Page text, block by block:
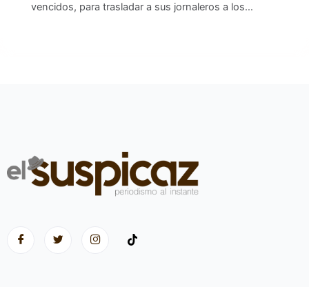
vencidos, para trasladar a sus jornaleros a los…